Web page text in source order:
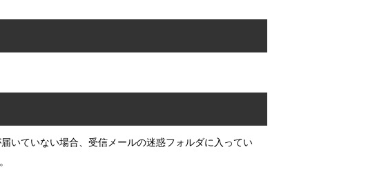
いていない場合、受信メールの迷惑フォルダに入ってい